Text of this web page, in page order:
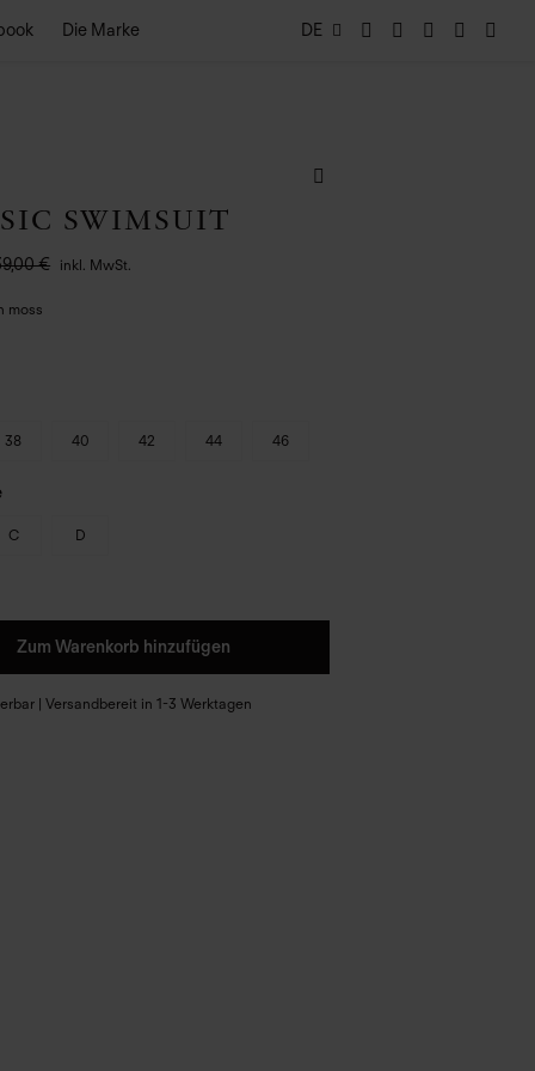
Die Marke DE
SWIMSUIT
€ inkl. MwSt.
moss
38 40 42 44 46
C D
Zum Warenkorb hinzufügen
| Versandbereit in 1-3 Werktagen